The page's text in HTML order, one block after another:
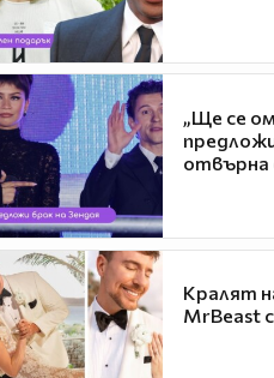
„Ще се
отвърна
Кралят
MrBeast